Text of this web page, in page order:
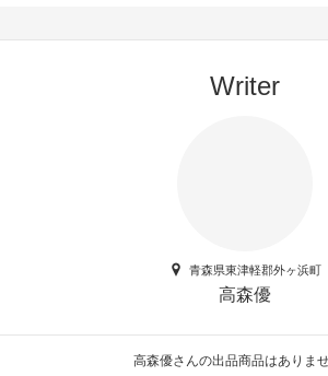
Writer
青森県東津軽郡外ヶ浜町
高森優
高森優さんの出品商品はありませ